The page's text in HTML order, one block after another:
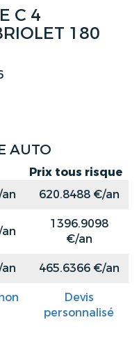
C 4
180
AUTO
Prix tous risque
620.8488 €/an
1396.9098
€/an
465.6366 €/an
Devis
personnalisé